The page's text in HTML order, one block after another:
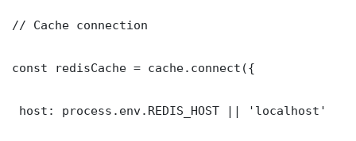
// Cache connection
const redisCache = cache.connect({
host: process.env.REDIS_HOST || 'localhost'